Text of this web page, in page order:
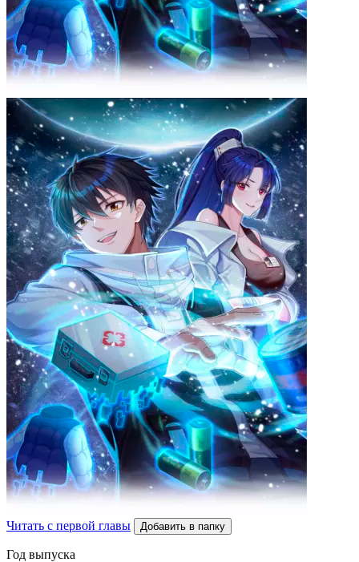
Читать с первой главы Добавить в папку
Год выпуска